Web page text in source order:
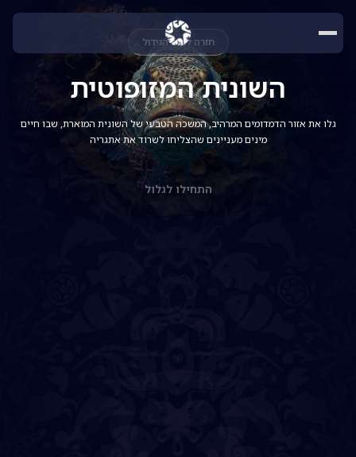
חזרה לבתי הגידול
השונית המזופוטית
גלו את אזור הדמדומים המרהיב, המשכה הטבעי של השונית המוארת, שבו חיים
מינים מעניינים שהצליחו לשרוד את אתגריה
התחילו לגלול